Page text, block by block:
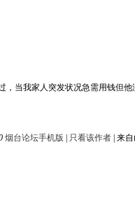
，当我家人突发状况急需用钱但他
烟台论坛手机版 只看该作者 来